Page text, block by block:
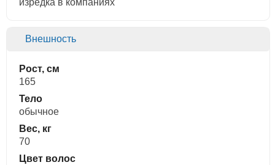
изредка в компаниях
Внешность
Рост, см
165
Тело
обычное
Вес, кг
70
Цвет волос